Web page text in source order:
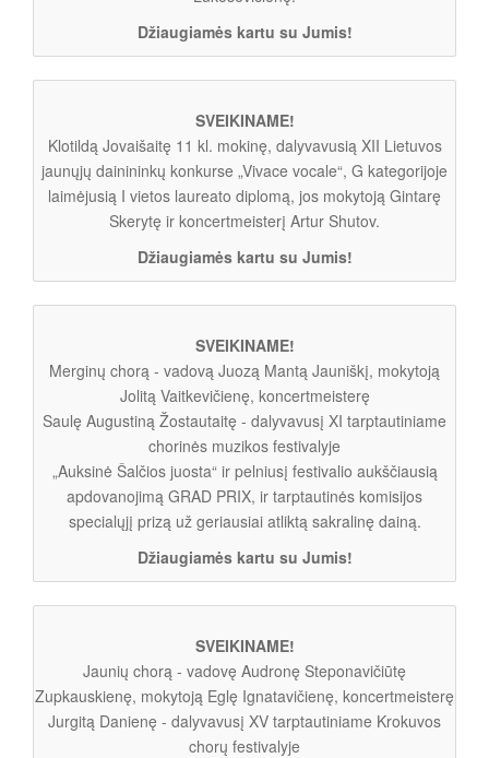
Džiaugiamės kartu su Jumis!
SVEIKINAME!
Klotildą Jovaišaitę 11 kl. mokinę, dalyvavusią XII Lietuvos
jaunųjų dainininkų konkurse „Vivace vocale“, G kategorijoje
laimėjusią I vietos laureato diplomą, jos mokytoją Gintarę
Skerytę ir koncertmeisterį Artur Shutov.
Džiaugiamės kartu su Jumis!
SVEIKINAME!
Merginų chorą - vadovą Juozą Mantą Jauniškį, mokytoją
Jolitą Vaitkevičienę, koncertmeisterę
Saulę Augustiną Žostautaitę - dalyvavusį XI tarptautiniame
chorinės muzikos festivalyje
„Auksinė Šalčios juosta“ ir pelniusį festivalio aukščiausią
apdovanojimą GRAD PRIX, ir tarptautinės komisijos
specialųjį prizą už geriausiai atliktą sakralinę dainą.
Džiaugiamės kartu su Jumis!
SVEIKINAME!
Jaunių chorą - vadovę Audronę Steponavičiūtę
Zupkauskienę, mokytoją Eglę Ignatavičienę, koncertmeisterę
Jurgitą Danienę - dalyvavusį XV tarptautiniame Krokuvos
chorų festivalyje